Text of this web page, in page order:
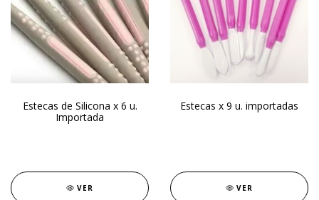
Estecas de Silicona x 6 u.
Importada
VER
Estecas x 9 u. importadas
VER